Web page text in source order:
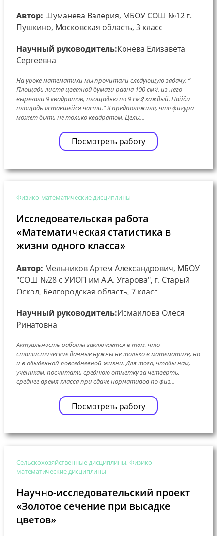
Автор: Шуманева Валерия, МБОУ СОШ №12 г.
Пушкино, Московская область, 3 класс
Научный руководитель:Конева Елизавета
Сергеевна
На уроке математики мы прочитали следующую задачу: “
Площадь листа цветной бумаги равна 100 см𑄸. из него
вырезали 9 квадратов, площадью по 9 см𑄸 каждый. Найди
площадь оставшейся части.” Я предположила, что фигура
может быть не только квадратом. Цель:...
Посмотреть работу
Физико-математические дисциплины
Исследовательская работа
«Математическая статистика в
жизни одного класса»
Автор: Мельников Артем Александрович, МБОУ
"СОШ №28 с УИОП им А.А. Угарова", г. Старый
Оскол, Белгородская область, 7 класс
Научный руководитель:Исмаилова Олеся
Ринатовна
Актуальность работы заключается в том, что
статистические данные нужны не только в математике, но
и в обыденной повседневной жизни. Для того, чтобы нам,
ученикам, посчитать среднюю отметку за четверть,
среднее время класса при сдаче нормативов по физ...
Посмотреть работу
Сельскохозяйственные дисциплины, Физико-
математические дисциплины
Научно-исследовательский проект
«Золотое сечение при высадке
цветов»